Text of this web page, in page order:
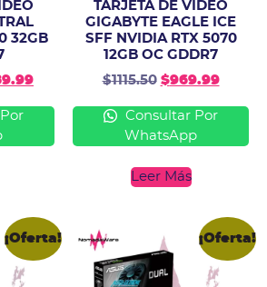
32GB
TARJETA DE VIDEO
GIGABYTE EAGLE ICE
SFF NVIDIA RTX 5070
12GB OC GDDR7
$1115.50 $969.99
Consultar Por
WhatsApp
Leer Más
¡Oferta! ¡Oferta!